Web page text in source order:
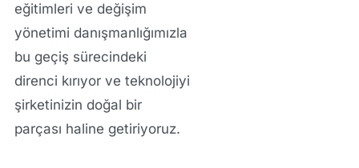
eğitimleri ve değişim
yönetimi danışmanlığımızla
bu geçiş sürecindeki
direnci kırıyor ve teknolojiyi
şirketinizin doğal bir
parçası haline getiriyoruz.